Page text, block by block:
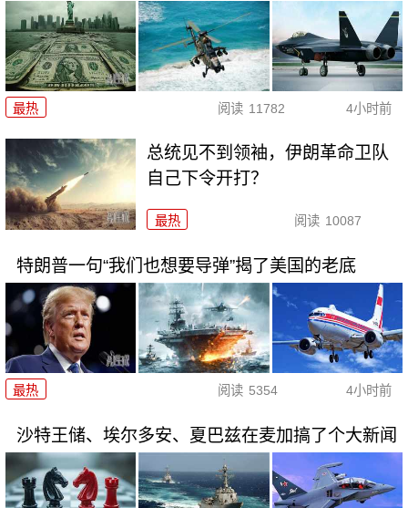
最热 阅读 11782 4小时前
总统见不到领袖，伊朗革命卫队
自己下令开打？
最热 阅读 10087
特朗普一句“我们也想要导弹”揭了美国的老底
最热 阅读 5354 4小时前
沙特王储、埃尔多安、夏巴兹在麦加搞了个大新闻